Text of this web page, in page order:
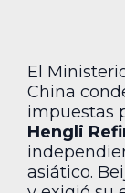
El
China
impuestas
Hengli
asiático.